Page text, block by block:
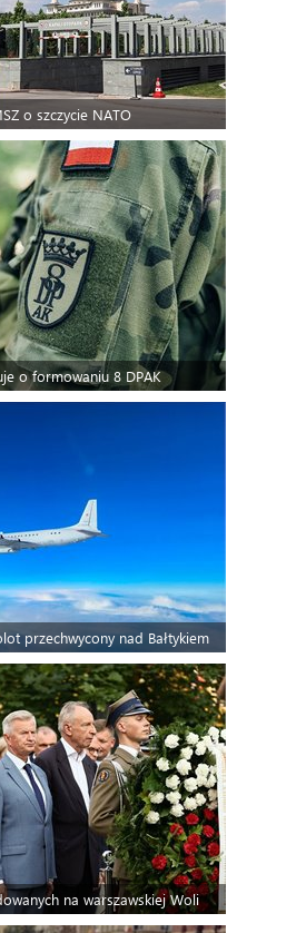
o szczycie NATO
o formowaniu 8 DPAK
przechwycony nad Bałtykiem
na warszawskiej Woli